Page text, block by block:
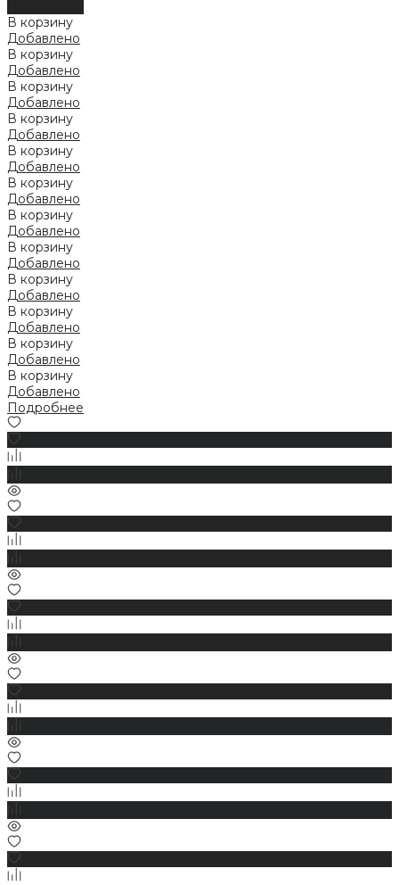
В корзину
Добавлено
В корзину
Добавлено
В корзину
Добавлено
В корзину
Добавлено
В корзину
Добавлено
В корзину
Добавлено
В корзину
Добавлено
В корзину
Добавлено
В корзину
Добавлено
В корзину
Добавлено
В корзину
Добавлено
В корзину
Добавлено
Подробнее